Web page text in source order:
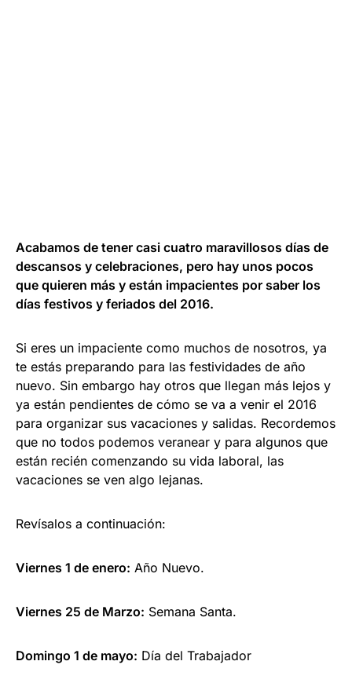
Acabamos de tener casi cuatro maravillosos días de
descansos y celebraciones, pero hay unos pocos
que quieren más y están impacientes por saber los
días festivos y feriados del 2016.
Si eres un impaciente como muchos de nosotros, ya
te estás preparando para las festividades de año
nuevo. Sin embargo hay otros que llegan más lejos y
ya están pendientes de cómo se va a venir el 2016
para organizar sus vacaciones y salidas. Recordemos
que no todos podemos veranear y para algunos que
están recién comenzando su vida laboral, las
vacaciones se ven algo lejanas.
Revísalos a continuación:
Viernes 1 de enero: Año Nuevo.
Viernes 25 de Marzo: Semana Santa.
Domingo 1 de mayo: Día del Trabajador